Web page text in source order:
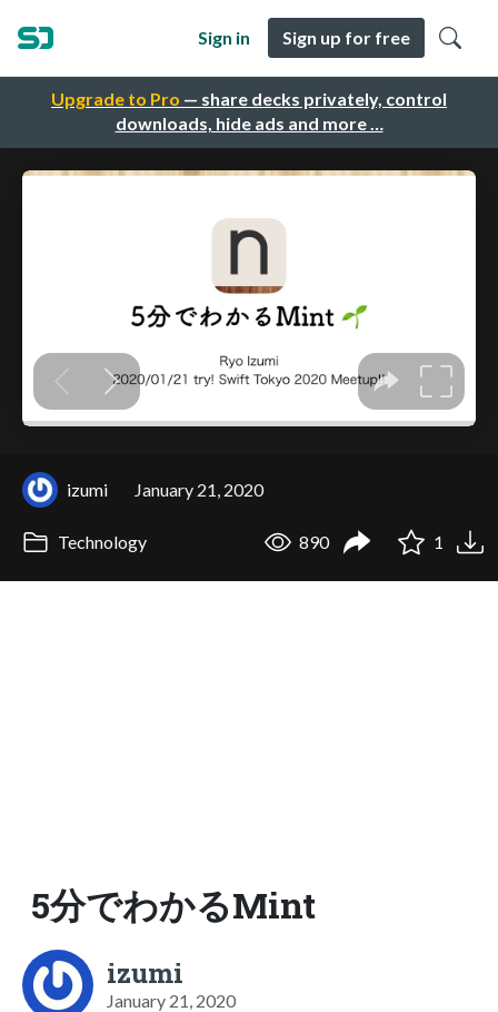
Upgrade to Pro — share decks privately, control
downloads, hide ads and more …
Sign in Sign up for free
izumi January 21, 2020
Technology 890 1
5分でわかるMint
izumi
January 21, 2020